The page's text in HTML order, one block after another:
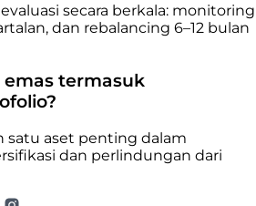
secara berkala: monitoring
dan rebalancing 6–12 bulan
termasuk
satu aset penting dalam
dan perlindungan dari